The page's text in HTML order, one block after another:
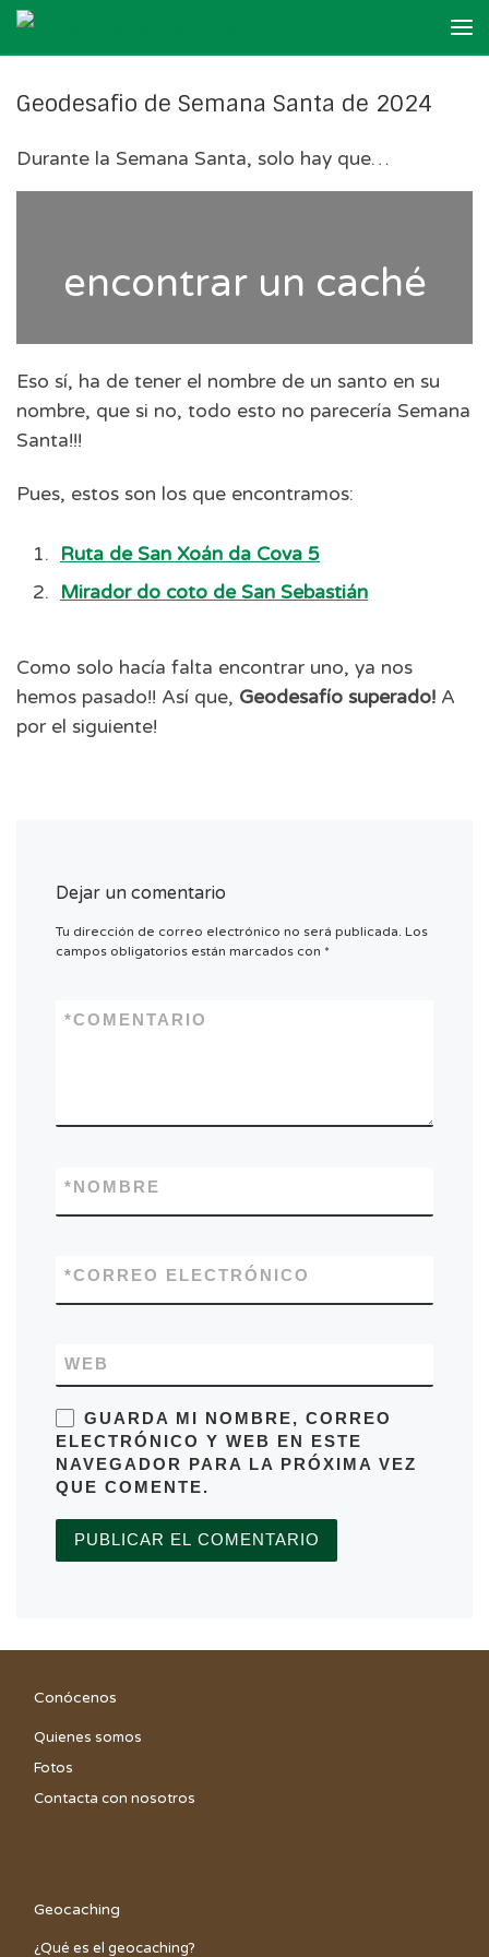
Skip to content
Geodesafio de Semana Santa de 2024
Durante la Semana Santa, solo hay que…
encontrar un caché
Eso sí, ha de tener el nombre de un santo en su
nombre, que si no, todo esto no parecería Semana
Santa!!!
Pues, estos son los que encontramos:
Ruta de San Xoán da Cova 5
Mirador do coto de San Sebastián
Como solo hacía falta encontrar uno, ya nos
hemos pasado!! Así que, Geodesafío superado! A
por el siguiente!
Dejar un comentario
Tu dirección de correo electrónico no será publicada. Los
campos obligatorios están marcados con *
COMENTARIO
*
NOMBRE
*
CORREO ELECTRÓNICO
*
WEB
GUARDA MI NOMBRE, CORREO
ELECTRÓNICO Y WEB EN ESTE
NAVEGADOR PARA LA PRÓXIMA VEZ
QUE COMENTE.
Conócenos
Quienes somos
Fotos
Contacta con nosotros
Geocaching
¿Qué es el geocaching?